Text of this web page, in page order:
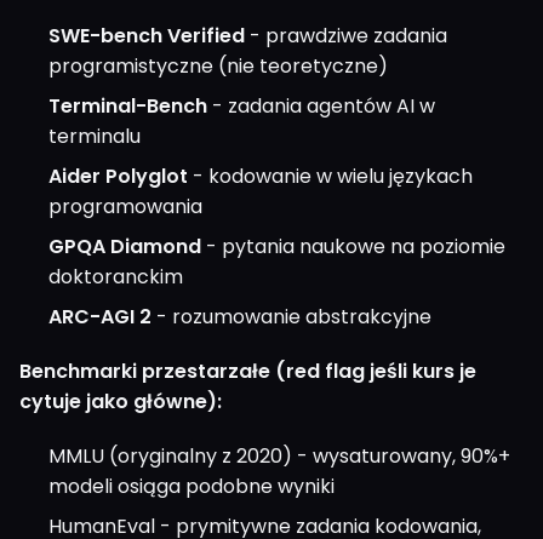
SWE-bench Verified - prawdziwe zadania
programistyczne (nie teoretyczne)
Terminal-Bench - zadania agentów AI w
terminalu
Aider Polyglot - kodowanie w wielu językach
programowania
GPQA Diamond - pytania naukowe na poziomie
doktoranckim
ARC-AGI 2 - rozumowanie abstrakcyjne
Benchmarki przestarzałe (red flag jeśli kurs je
cytuje jako główne):
MMLU (oryginalny z 2020) - wysaturowany, 90%+
modeli osiąga podobne wyniki
HumanEval - prymitywne zadania kodowania,